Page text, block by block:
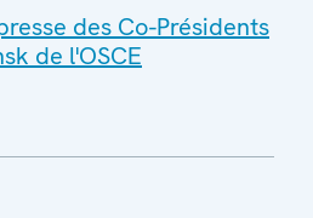
des Co-Présidents
de l'OSCE